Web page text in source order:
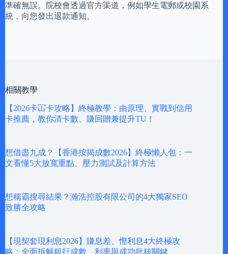
準確無誤。院校會透過官方渠道，例如學生電郵或校園系
統，向您發出退款通知。
相關教學
【2026卡冚卡攻略】終極教學：由原理、實戰到信用
卡推薦，教你清卡數、賺回贈兼提升TU！
想借盡九成？【香港按揭成數2026】終極懶人包：一
文看懂5大放寬重點、壓力測試及計算方法
想稱霸搜尋結果？瀚浩控股有限公司的4大獨家SEO
致勝全攻略
【現契套現利息2026】賺息差、慳利息4大終極攻
略：全面拆解銀行成數、利率與成功批核關鍵